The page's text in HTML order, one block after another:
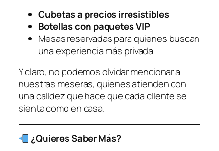
Cubetas a precios irresistibles
Botellas con paquetes VIP
Mesas reservadas para quienes buscan
una experiencia más privada
Y claro, no podemos olvidar mencionar a
nuestras meseras, quienes atienden con
una calidez que hace que cada cliente se
sienta como en casa.
¿Quieres Saber Más?